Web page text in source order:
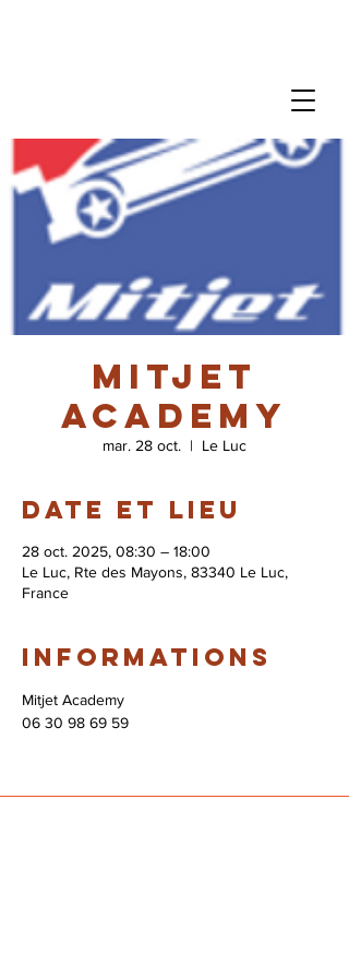
Mitjet
Academy
mar. 28 oct.
  |
Le Luc
Date et lieu
28 oct. 2025, 08:30 – 18:00
Le Luc, Rte des Mayons, 83340 Le Luc,
France
Informations
Mitjet Academy
06 30 98 69 59